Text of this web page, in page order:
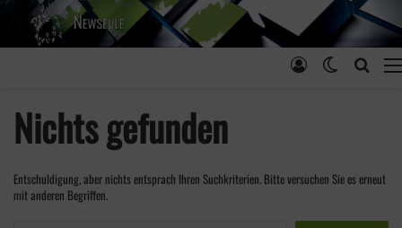
Skin
Anmelden
Nichts gefunden
Entschuldigung, aber nichts entsprach Ihren Suchkriterien. Bitte versuchen Sie es erneut
mit anderen Begriffen.